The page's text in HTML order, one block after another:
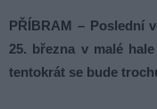
PŘÍBRAM – Poslední
25. března v malé
tentokrát se bude